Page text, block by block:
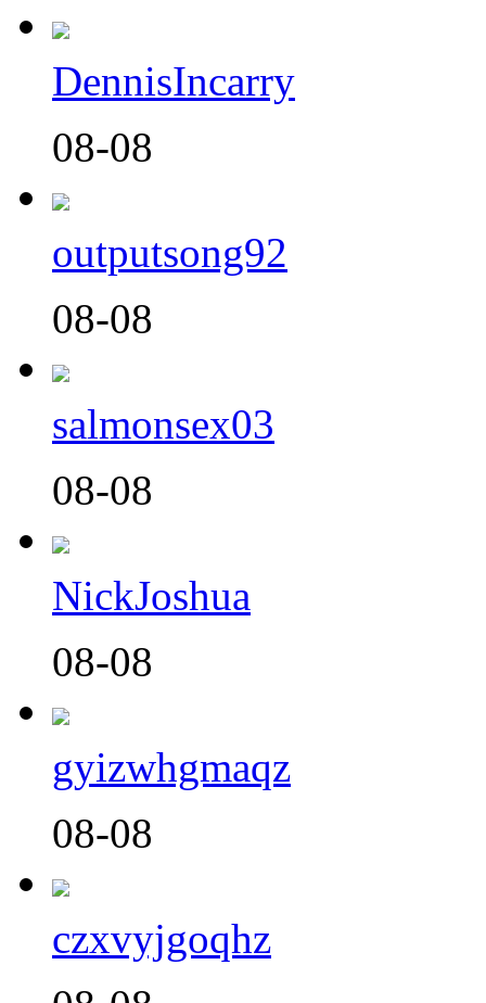
DennisIncarry
08-08
outputsong92
08-08
salmonsex03
08-08
NickJoshua
08-08
gyizwhgmaqz
08-08
czxvyjgoqhz